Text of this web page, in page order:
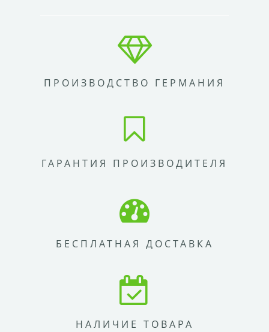
ПРОИЗВОДСТВО ГЕРМАНИЯ
ГАРАНТИЯ ПРОИЗВОДИТЕЛЯ
БЕСПЛАТНАЯ ДОСТАВКА
НАЛИЧИЕ ТОВАРА